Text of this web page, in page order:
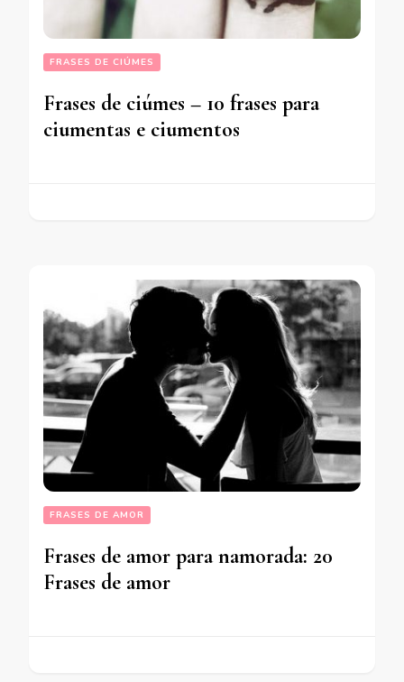
FRASES DE CIÚMES
Frases de ciúmes – 10 frases para
ciumentas e ciumentos
FRASES DE AMOR
Frases de amor para namorada: 20
Frases de amor